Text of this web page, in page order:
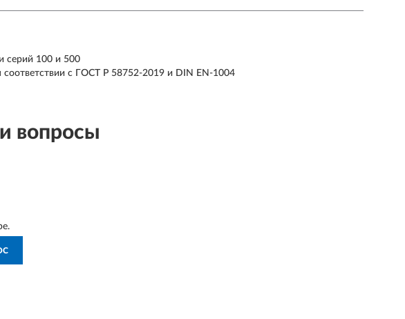
серий 100 и 500
соответствии с ГОСТ Р 58752-2019 и DIN EN-1004
вопросы